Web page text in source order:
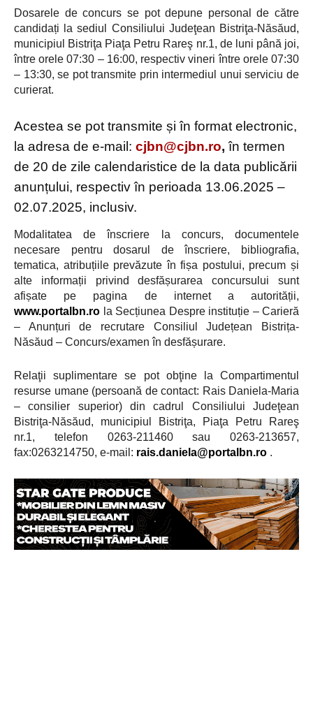
Dosarele de concurs se pot depune personal de către
candidați la sediul Consiliului Judeţean Bistriţa-Năsăud,
municipiul Bistriţa Piaţa Petru Rareş nr.1, de luni până joi,
între orele 07:30 – 16:00, respectiv vineriîntre orele 07:30
– 13:30, se pot transmite prin intermediul unui serviciu de
curierat.
Acestea se pot transmite și în format electronic,
la adresa de e-mail: cjbn@cjbn.ro, în termen
de 20 de zile calendaristice de la data publicării
anunțului, respectiv în perioada 13.06.2025 –
02.07.2025, inclusiv.
Modalitatea de înscriere la concurs, documentele
necesare pentru dosarul de înscriere, bibliografia,
tematica, atribuțiile prevăzute în fișa postului, precum și
alte informații privind desfășurarea concursului sunt
afișate pe pagina de internet a autorității,
www.portalbn.ro la Secțiunea Despre instituție – Carieră
– Anunțuri de recrutare Consiliul Județean Bistrița-
Năsăud – Concurs/examen în desfășurare.
Relaţii suplimentare
se pot obţine la Compartimentul
resurse umane (persoană de contact: Rais Daniela-Maria
– consilier superior) din cadrul Consiliului Judeţean
Bistriţa-Năsăud, municipiul Bistriţa, Piaţa Petru Rareş
nr.1, telefon 0263-211460 sau 0263-213657,
fax:0263214750, e-mail: rais.daniela@portalbn.ro .